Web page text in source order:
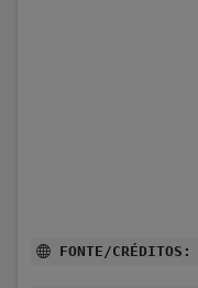
FONTE/CRÉDITOS: